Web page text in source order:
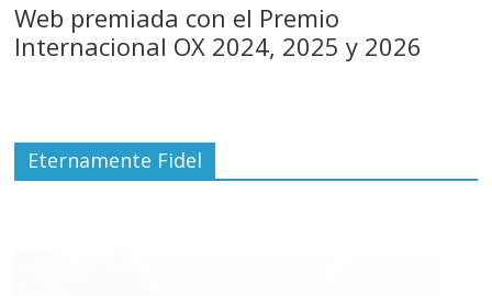
Web premiada con el Premio
Internacional OX 2024, 2025 y 2026
Eternamente Fidel